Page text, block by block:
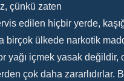
çünkü zaten
edilen hiçbir yerde,
birçok ülkede narkotik
yağı içmek yasak değildir,
çok daha zararlıdırlar.